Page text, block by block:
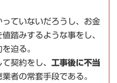
ていないだろうし、お金
踏みするような事をし、
迫る。
契約をし、 工事後に不当
者の常套手段である。